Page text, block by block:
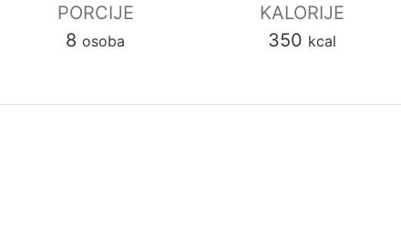
PORCIJE
8 osoba
KALORIJE
350 kcal